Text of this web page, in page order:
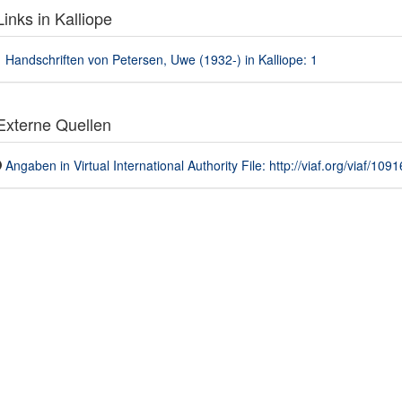
in Kalliope
Handschriften von Petersen, Uwe (1932-) in Kalliope: 1
Quellen
Angaben in Virtual International Authority File: http://viaf.org/viaf/